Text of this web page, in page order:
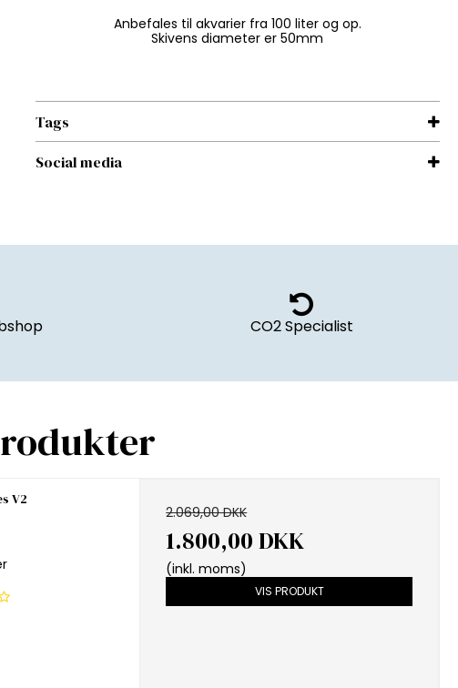
Anbefales til akvarier fra 100 liter og op.
Skivens diameter er 50mm
Tags
Social media
CO2 Specialist
V2
2.069,00 DKK
1.800,00 DKK
(inkl. moms)
VIS PRODUKT